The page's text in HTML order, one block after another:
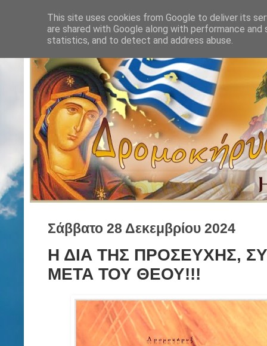
Σάββατο 28 Δεκεμβρίου 2024
Η ΔΙΑ ΤΗΣ ΠΡΟΣΕΥΧΗΣ,
ΜΕΤΑ ΤΟΥ ΘΕΟΥ!!!
This site uses cookies from Google to deliver its
are shared with Google along with performance
statistics, and to detect and address abuse.